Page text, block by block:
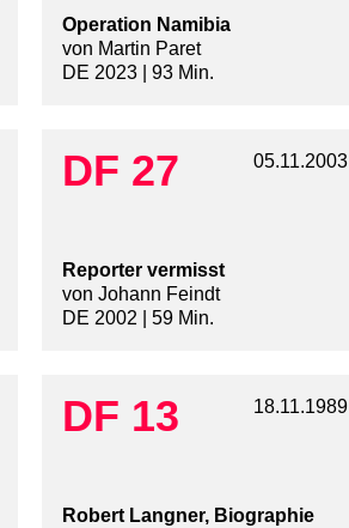
Operation Namibia
von Martin Paret
DE 2023 | 93 Min.
DF 27 05.11.2003
Reporter vermisst
von Johann Feindt
DE 2002 | 59 Min.
DF 13 18.11.1989
Robert Langner, Biographie